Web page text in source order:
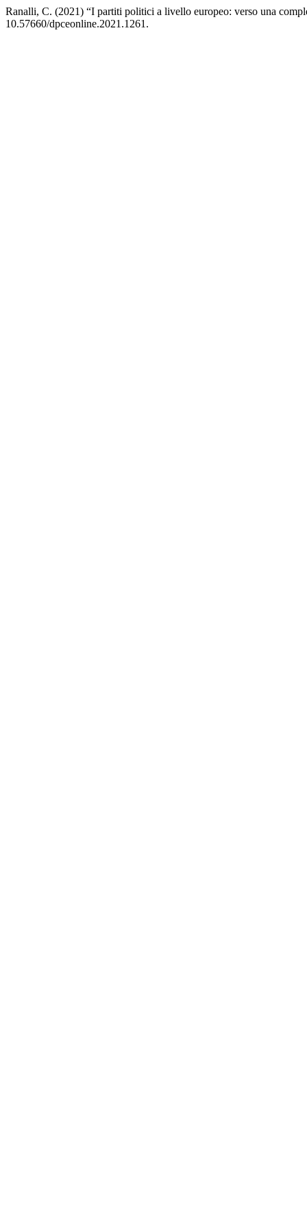
Ranalli, C. (2021) “I partiti politici a livello europeo: verso una
10.57660/dpceonline.2021.1261.